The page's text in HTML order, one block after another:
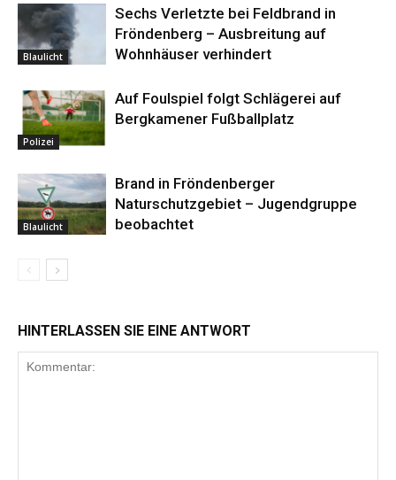
Blaulicht
Sechs Verletzte bei Feldbrand in
Fröndenberg – Ausbreitung auf
Wohnhäuser verhindert
Polizei
Auf Foulspiel folgt Schlägerei auf
Bergkamener Fußballplatz
Blaulicht
Brand in Fröndenberger
Naturschutzgebiet – Jugendgruppe
beobachtet
HINTERLASSEN SIE EINE ANTWORT